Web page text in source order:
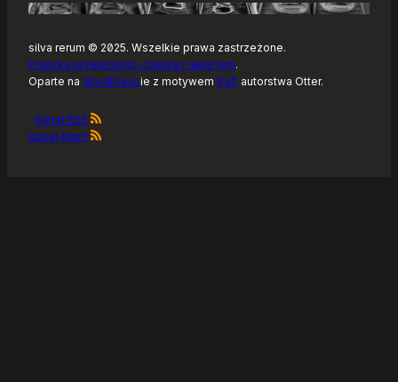
silva rerum © 2025. Wszelkie prawa zastrzeżone.
Polityka prywatności, ciastka i takie tam.
Oparte na WordPressie z motywem Raft autorstwa Otter.
Kanał RSS
Kanał Atom